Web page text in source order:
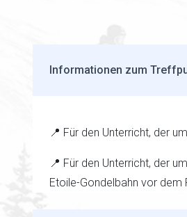
Informationen zum
📍 Für den Unterricht, der
📍 Für den Unterricht, der
Etoile-Gondelbahn vor dem